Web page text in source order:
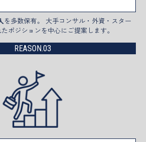
を多数保有。 大手コンサル・外資・スター
ポジションを中心にご提案します。
REASON.03